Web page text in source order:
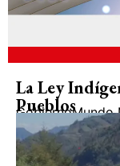
La Ley
Pueblos
GobiernoMundo